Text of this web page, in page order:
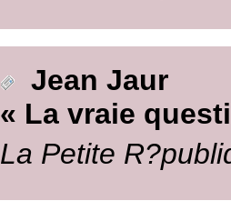
Jean Jaur
« La vraie
La Petite